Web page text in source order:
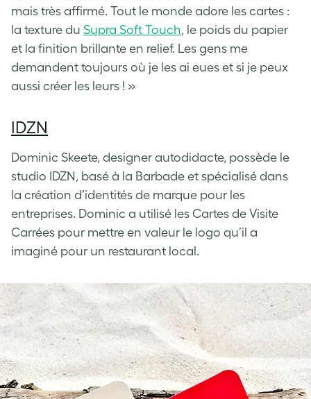
mais très affirmé. Tout le monde adore les cartes :
la texture du Supra Soft Touch, le poids du papier
et la finition brillante en relief. Les gens me
demandent toujours où je les ai eues et si je peux
aussi créer les leurs ! »
IDZN
Dominic Skeete, designer autodidacte, possède le
studio IDZN, basé à la Barbade et spécialisé dans
la création d’identités de marque pour les
entreprises. Dominic a utilisé les Cartes de Visite
Carrées pour mettre en valeur le logo qu’il a
imaginé pour un restaurant local.